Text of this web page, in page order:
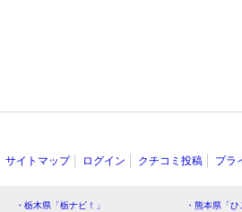
サイトマップ ログイン クチコミ投稿 プラ
・栃木県「栃ナビ！」
・熊本県「